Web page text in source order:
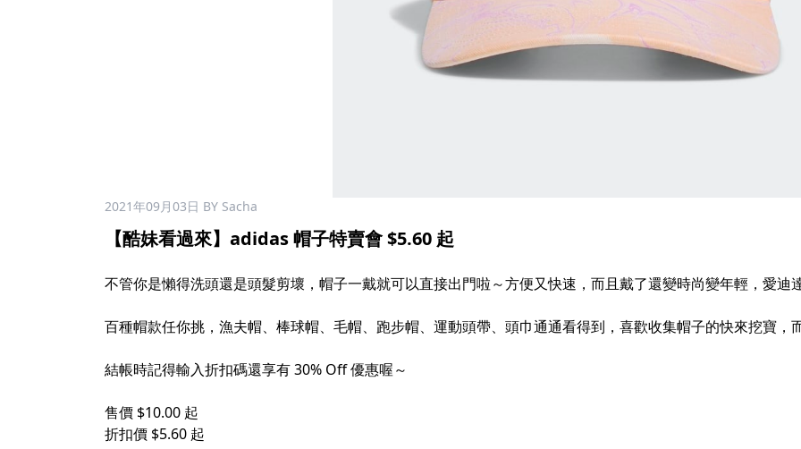
2021年09月03日 BY Sacha
【酷妹看過來】adidas 帽子特賣會 $5.60 起
不管你是懶得洗頭還是頭髮剪壞，帽子一戴就可以直接出門啦～方便又快速，而且戴了還變時尚變年輕，愛迪
百種帽款任你挑，漁夫帽、棒球帽、毛帽、跑步帽、運動頭帶、頭巾通通看得到，喜歡收集帽子的快來挖寶，
結帳時記得輸入折扣碼還享有 30% Off 優惠喔～
售價 $10.00 起
折扣價 $5.60 起